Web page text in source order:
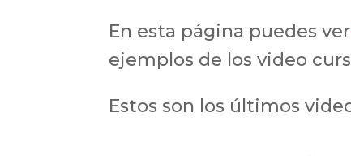
En esta página puedes ver
ejemplos de los video
Estos son los últimos